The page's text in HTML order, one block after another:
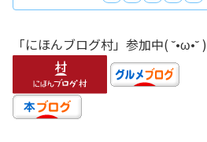
「にほんブログ村」参加中( ˘•ω•˘ )